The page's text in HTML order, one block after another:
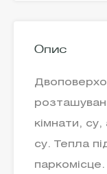
Опис
кімнати,
су. Тепла